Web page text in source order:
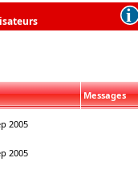
Messages
2005
2005